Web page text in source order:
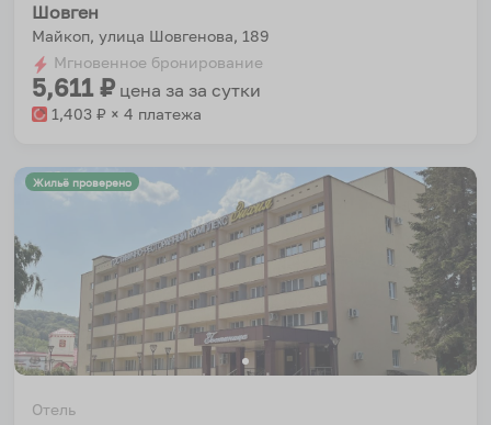
Шовген
Майкоп, улица Шовгенова, 189
Мгновенное бронирование
5,611₽ цена за за сутки
1,403 ₽ × 4 платежа
Жильё проверено
Отель